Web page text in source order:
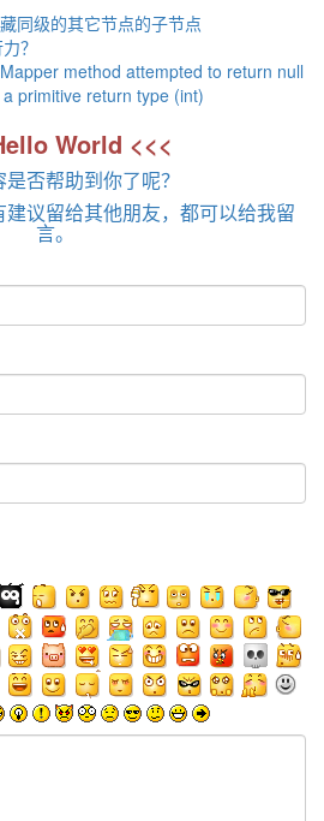
同级的其它节点的子节点
？
method attempted to return null
primitive return type (int)
World <<<
否帮助到你了呢？
议留给其他朋友，都可以给我留
言。